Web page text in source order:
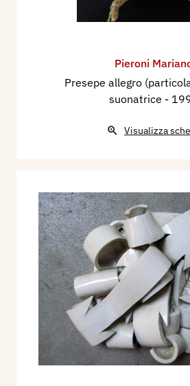
Pieroni
Presepe allegro
suonatrice -
Visualizza